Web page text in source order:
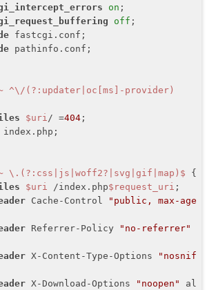
on ;
off ;
fastcgi.conf;
pathinfo.conf;
^\/(?:updater|oc[ms]-provider)
$uri/ =404;
\.(?:css|js|woff2?|svg|gif|map)$ {
$uri /index.php$request_uri ;
Cache-Control
"public, max-age
Referrer-Policy
"no-referrer"
X-Content-Type-Options
"nosnif
X-Download-Options "noopen"
al